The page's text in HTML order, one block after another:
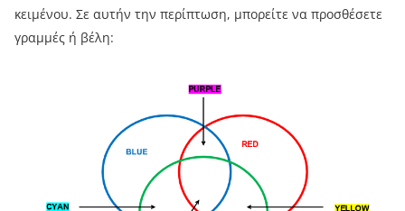
κειμένου. Σε αυτήν την περίπτωση, μπορείτε να προσθέσετε
γραμμές ή βέλη: